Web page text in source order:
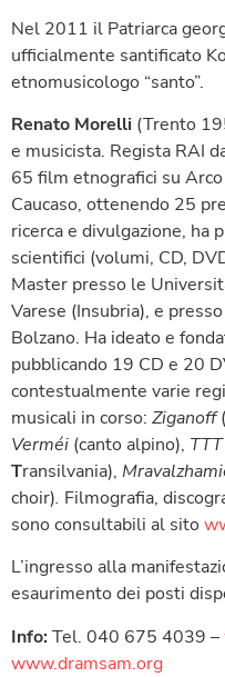
Nel 2011 il Patriarca
ufficialmente santificato
etnomusicologo “santo”.
Renato Morelli (Trento
e musicista. Regista RAI
65 film etnografici su
Caucaso, ottenendo 25
ricerca e divulgazione, ha
scientifici (volumi, CD,
Master presso le
Varese (Insubria), e
Bolzano. Ha ideato e
pubblicando 19 CD e 20
contestualmente varie
musicali in corso: Ziganoff
Verméi (canto alpino), TTT
Transilvania),
choir). Filmografia,
sono consultabili al sito
L’ingresso alla
esaurimento dei posti
Info: Tel. 040 675 4039 –
www.dramsam.org